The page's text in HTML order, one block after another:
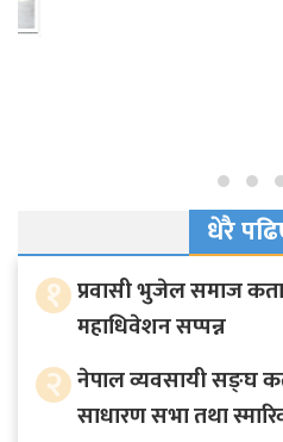
धेरै
१ प्रवासी भुजेल समाज
महाधिवेशन सप्पन्न
२ नेपाल व्यवसायी सङ्घ
साधारण सभा तथा